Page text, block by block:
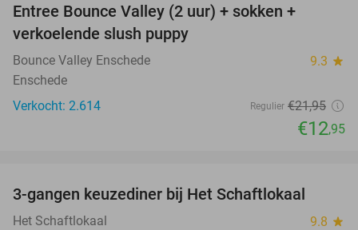
Entree Bounce Valley (2 uur) + sokken +
verkoelende slush puppy
Bounce Valley Enschede 9.3 star
Enschede
Verkocht: 2.614
Regulier €21,95
€12,95
3-gangen keuzediner bij Het Schaftlokaal
Het Schaftlokaal 9.8 star